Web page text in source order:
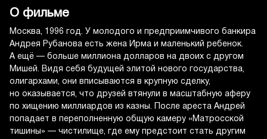
О фильме
Москва, 1996 год. У молодого и предприимчивого банкира
Андрея Рубанова есть жена Ирма и маленький ребенок.
А ещё — больше миллиона долларов на двоих с другом
Мишей. Видя себя будущей элитой нового государства,
олигархами, они вписываются в крупную сделку,
но оказывается, что друзей втянули в масштабную аферу
по хищению миллиардов из казны. После ареста Андрей
попадает в переполненную общую камеру «Матросской
тишины» — чистилище, где ему предстоит стать другим